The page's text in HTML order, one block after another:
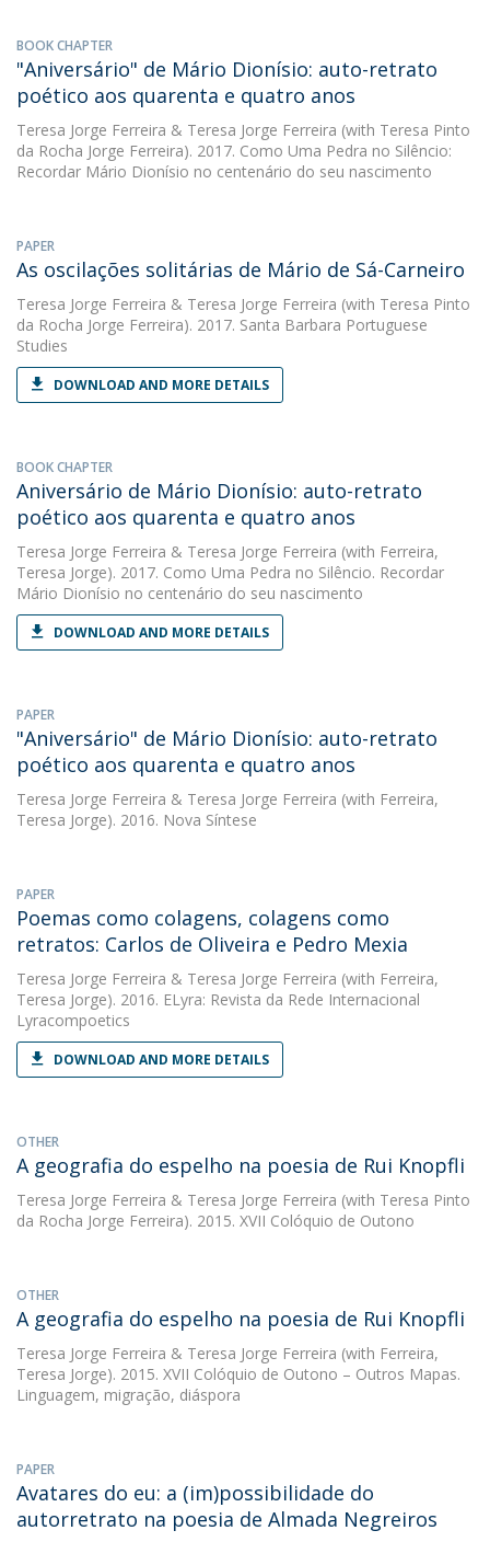
BOOK CHAPTER
"Aniversário" de Mário Dionísio: auto-retrato
poético aos quarenta e quatro anos
Teresa Jorge Ferreira & Teresa Jorge Ferreira (with Teresa Pinto
da Rocha Jorge Ferreira). 2017. Como Uma Pedra no Silêncio:
Recordar Mário Dionísio no centenário do seu nascimento
PAPER
As oscilações solitárias de Mário de Sá-Carneiro
Teresa Jorge Ferreira & Teresa Jorge Ferreira (with Teresa Pinto
da Rocha Jorge Ferreira). 2017. Santa Barbara Portuguese
Studies
DOWNLOAD AND MORE DETAILS
BOOK CHAPTER
Aniversário de Mário Dionísio: auto-retrato
poético aos quarenta e quatro anos
Teresa Jorge Ferreira & Teresa Jorge Ferreira (with Ferreira,
Teresa Jorge). 2017. Como Uma Pedra no Silêncio. Recordar
Mário Dionísio no centenário do seu nascimento
DOWNLOAD AND MORE DETAILS
PAPER
"Aniversário" de Mário Dionísio: auto-retrato
poético aos quarenta e quatro anos
Teresa Jorge Ferreira & Teresa Jorge Ferreira (with Ferreira,
Teresa Jorge). 2016. Nova Síntese
PAPER
Poemas como colagens, colagens como
retratos: Carlos de Oliveira e Pedro Mexia
Teresa Jorge Ferreira & Teresa Jorge Ferreira (with Ferreira,
Teresa Jorge). 2016. ELyra: Revista da Rede Internacional
Lyracompoetics
DOWNLOAD AND MORE DETAILS
OTHER
A geografia do espelho na poesia de Rui Knopfli
Teresa Jorge Ferreira & Teresa Jorge Ferreira (with Teresa Pinto
da Rocha Jorge Ferreira). 2015. XVII Colóquio de Outono
OTHER
A geografia do espelho na poesia de Rui Knopfli
Teresa Jorge Ferreira & Teresa Jorge Ferreira (with Ferreira,
Teresa Jorge). 2015. XVII Colóquio de Outono – Outros Mapas.
Linguagem, migração, diáspora
PAPER
Avatares do eu: a (im)possibilidade do
autorretrato na poesia de Almada Negreiros